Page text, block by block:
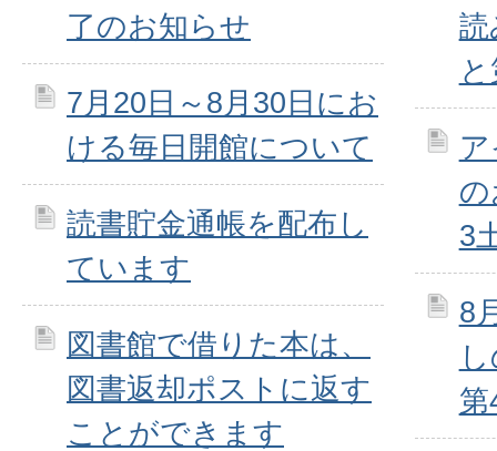
了のお知らせ
7月20日～8月30日にお
ける毎日開館について
読書貯金通帳を配布し
ています
図書館で借りた本は、
図書返却ポストに返す
ことができます
読
3
8
第